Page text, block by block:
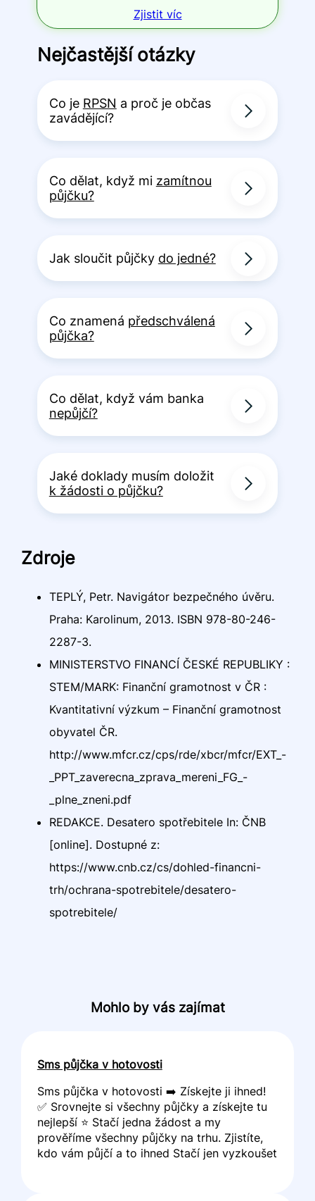
Zjistit víc
Nejčastější otázky
Co je RPSN a proč je občas
zavádějící?
Co dělat, když mi zamítnou
půjčku?
Jak sloučit půjčky do jedné?
Co znamená předschválená
půjčka?
Co dělat, když vám banka
nepůjčí?
Jaké doklady musím doložit
k žádosti o půjčku?
Zdroje
TEPLÝ, Petr. Navigátor bezpečného úvěru.
Praha: Karolinum, 2013. ISBN 978-80-246-
2287-3.
MINISTERSTVO FINANCÍ ČESKÉ REPUBLIKY :
STEM/MARK: Finanční gramotnost v ČR :
Kvantitativní výzkum – Finanční gramotnost
obyvatel ČR.
http://www.mfcr.cz/cps/rde/xbcr/mfcr/EXT_-
_PPT_zaverecna_zprava_mereni_FG_-
_plne_zneni.pdf
REDAKCE. Desatero spotřebitele In: ČNB
[online]. Dostupné z:
https://www.cnb.cz/cs/dohled-financni-
trh/ochrana-spotrebitele/desatero-
spotrebitele/
Mohlo by vás zajímat
Sms půjčka v hotovosti
Sms půjčka v hotovosti ➡️ Získejte ji ihned!
✅ Srovnejte si všechny půjčky a získejte tu
nejlepší ⭐ Stačí jedna žádost a my
prověříme všechny půjčky na trhu. Zjistíte,
kdo vám půjčí a to ihned Stačí jen vyzkoušet